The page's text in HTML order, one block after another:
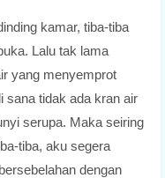
kamar, tiba-tiba
Lalu tak lama
yang menyemprot
sana tidak ada kran air
serupa. Maka seiring
tiba, aku segera
dengan